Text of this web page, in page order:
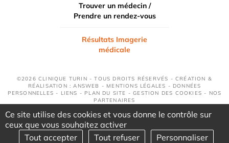
Trouver un médecin /
Prendre un rendez-vous
Résultats Imagerie
médicale
©2026 CLINIQUE TURIN - TOUS DROITS RÉSERVÉS - CRÉATION &
RÉALISATION : ANSWEB - MENTIONS LÉGALES - DONNÉES
PERSONNELLES - LIENS - PLAN DU SITE -GESTION DES COOKIES - NOS
PARTENAIRES
Ce site utilise des cookies et vous donne le contrôle sur
ceux que vous souhaitez activer
Tout accepter
Tout refuser Personnaliser